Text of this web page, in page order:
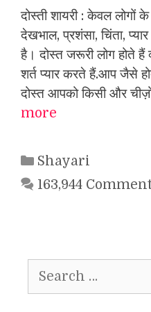
दोस्ती शायरी : केवल लोगों
देखभाल, प्रशंसा, चिंता,
है। दोस्त जरूरी लोग होते हैं
शर्त प्यार करते हैं.आप जैसे
दोस्त आपको किसी और
more
Categories
Shayari
163,944
for: